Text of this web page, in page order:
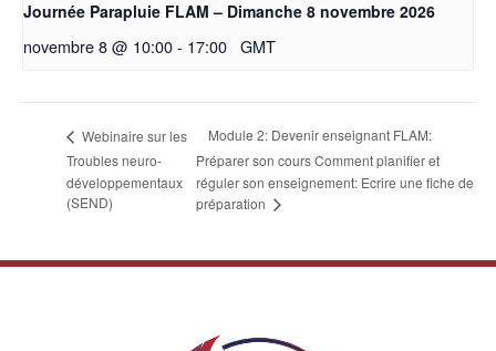
Journée Parapluie FLAM – Dimanche 8 novembre 2026
novembre 8 @ 10:00- 17:00 GMT
Webinaire sur les
Troubles neuro-
développementaux
(SEND)
Module 2: Devenir enseignant FLAM:
Préparer son cours Comment planifier et
réguler son enseignement: Ecrire une fiche de
préparation